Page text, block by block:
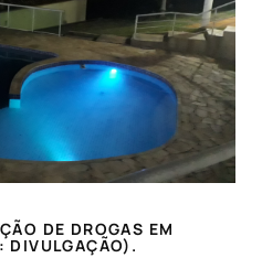
DE DROGAS EM
DIVULGAÇÃO).